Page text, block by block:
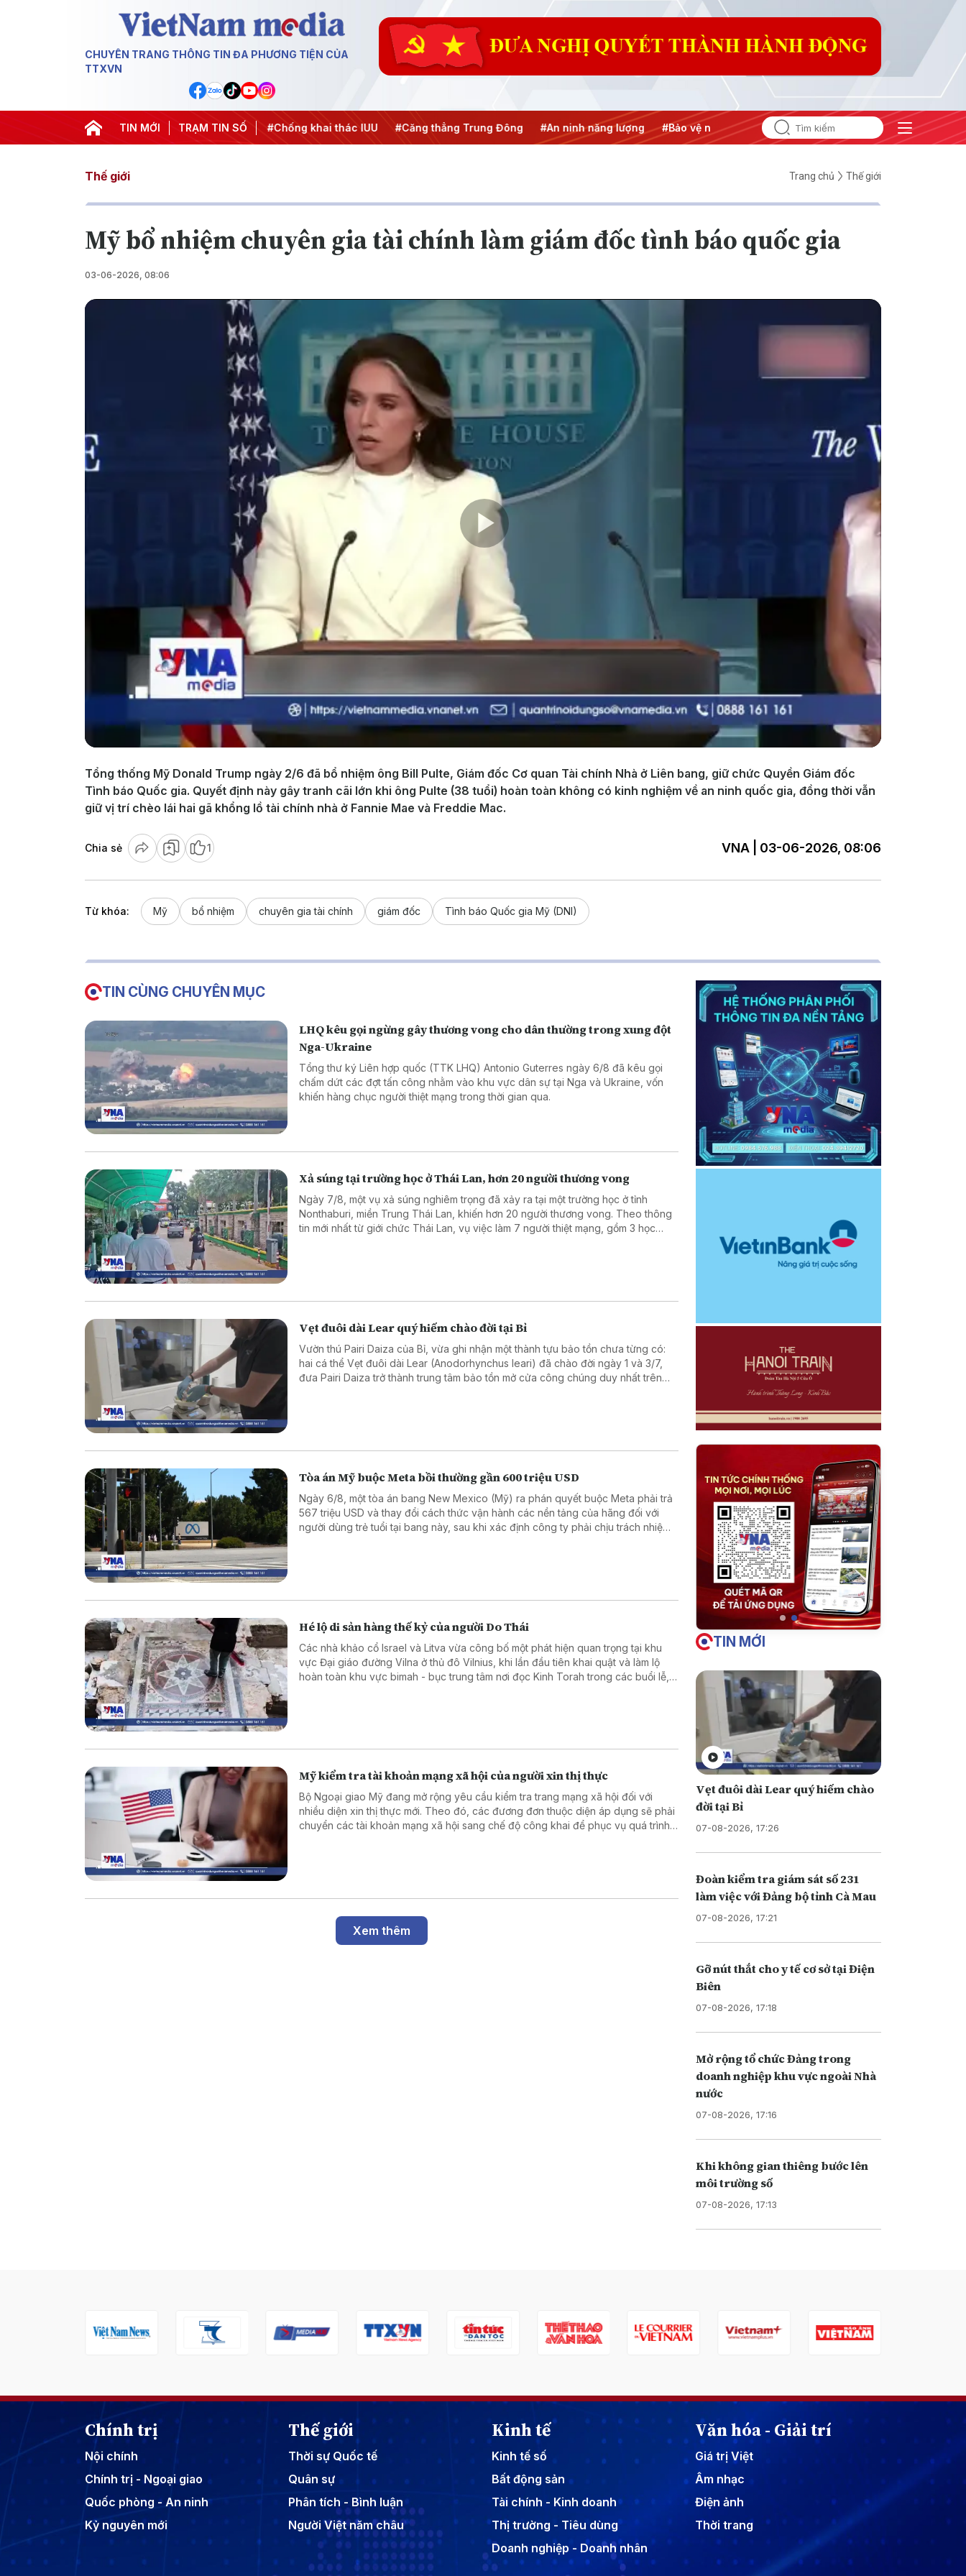
CHUYÊN TRANG THÔNG TIN ĐA PHƯƠNG TIỆN CỦA
TTXVN
TIN MỚI TRẠM TIN SỐ
#Chiến dịch 500 ngày đêm #Chống khai thác IUU #Căng thẳng Trung Đông #An ninh năng lượng #Bảo vệ nền tảng tư tưởng của Đảng #Hội nghị Trung ương 3
Thế giới Trang chủ Thế giới
Mỹ bổ nhiệm chuyên gia tài chính làm giám đốc tình báo quốc gia
03-06-2026, 08:06
Play
Video
Tổng thống Mỹ Donald Trump ngày 2/6 đã bổ nhiệm ông Bill Pulte, Giám đốc Cơ quan Tài chính Nhà ở Liên bang, giữ chức Quyền Giám đốc
Tình báo Quốc gia. Quyết định này gây tranh cãi lớn khi ông Pulte (38 tuổi) hoàn toàn không có kinh nghiệm về an ninh quốc gia, đồng thời vẫn
giữ vị trí chèo lái hai gã khổng lồ tài chính nhà ở Fannie Mae và Freddie Mac.
Chia sẻ 1 VNA | 03-06-2026, 08:06
Từ khóa: Mỹ bổ nhiệm chuyên gia tài chính giám đốc Tình báo Quốc gia Mỹ (DNI)
TIN CÙNG CHUYÊN MỤC
LHQ kêu gọi ngừng gây thương vong cho dân thường trong xung đột
Nga-Ukraine
Tổng thư ký Liên hợp quốc (TTK LHQ) Antonio Guterres ngày 6/8 đã kêu gọi
chấm dứt các đợt tấn công nhằm vào khu vực dân sự tại Nga và Ukraine, vốn
khiến hàng chục người thiệt mạng trong thời gian qua.
Xả súng tại trường học ở Thái Lan, hơn 20 người thương vong
Ngày 7/8, một vụ xả súng nghiêm trọng đã xảy ra tại một trường học ở tỉnh
Nonthaburi, miền Trung Thái Lan, khiến hơn 20 người thương vong. Theo thông
tin mới nhất từ giới chức Thái Lan, vụ việc làm 7 người thiệt mạng, gồm 3 học
Vẹt đuôi dài Lear quý hiếm chào đời tại Bỉ
Vườn thú Pairi Daiza của Bỉ, vừa ghi nhận một thành tựu bảo tồn chưa từng có:
hai cá thể Vẹt đuôi dài Lear (Anodorhynchus leari) đã chào đời ngày 1 và 3/7,
đưa Pairi Daiza trở thành trung tâm bảo tồn mở cửa công chúng duy nhất trên
Tòa án Mỹ buộc Meta bồi thường gần 600 triệu USD
Ngày 6/8, một tòa án bang New Mexico (Mỹ) ra phán quyết buộc Meta phải trả
567 triệu USD và thay đổi cách thức vận hành các nền tảng của hãng đối với
người dùng trẻ tuổi tại bang này, sau khi xác định công ty phải chịu trách nhiệm
Hé lộ di sản hàng thế kỷ của người Do Thái
Các nhà khảo cổ Israel và Litva vừa công bố một phát hiện quan trọng tại khu
vực Đại giáo đường Vilna ở thủ đô Vilnius, khi lần đầu tiên khai quật và làm lộ
hoàn toàn khu vực bimah - bục trung tâm nơi đọc Kinh Torah trong các buổi lễ,
Mỹ kiểm tra tài khoản mạng xã hội của người xin thị thực
Bộ Ngoại giao Mỹ đang mở rộng yêu cầu kiểm tra trang mạng xã hội đối với
nhiều diện xin thị thực mới. Theo đó, các đương đơn thuộc diện áp dụng sẽ phải
chuyển các tài khoản mạng xã hội sang chế độ công khai để phục vụ quá trình
Xem thêm
TIN MỚI
Vẹt đuôi dài Lear quý hiếm chào
đời tại Bỉ
07-08-2026, 17:26
Đoàn kiểm tra giám sát số 231
làm việc với Đảng bộ tỉnh Cà Mau
07-08-2026, 17:21
Gỡ nút thắt cho y tế cơ sở tại Điện
Biên
07-08-2026, 17:18
Mở rộng tổ chức Đảng trong
doanh nghiệp khu vực ngoài Nhà
nước
07-08-2026, 17:16
Khi không gian thiêng bước lên
môi trường số
07-08-2026, 17:13
Chính trị
Nội chính
Chính trị - Ngoại giao
Quốc phòng - An ninh
Kỷ nguyên mới
Thế giới
Thời sự Quốc tế
Quân sự
Phân tích - Bình luận
Người Việt năm châu
Kinh tế
Kinh tế số
Bất động sản
Tài chính - Kinh doanh
Thị trường - Tiêu dùng
Doanh nghiệp - Doanh nhân
Văn hóa - Giải trí
Giá trị Việt
Âm nhạc
Điện ảnh
Thời trang